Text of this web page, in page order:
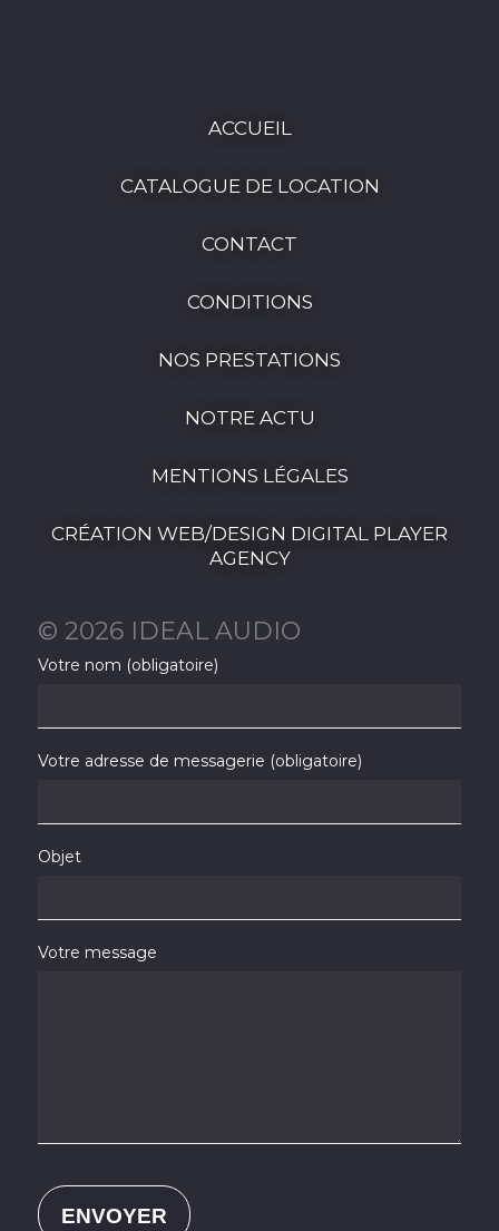
ACCUEIL
CATALOGUE DE LOCATION
CONTACT
CONDITIONS
NOS PRESTATIONS
NOTRE ACTU
MENTIONS LÉGALES
CRÉATION WEB/DESIGN DIGITAL PLAYER
AGENCY
© 2026 IDEAL AUDIO
Votre nom (obligatoire)
Votre adresse de messagerie (obligatoire)
Objet
Votre message